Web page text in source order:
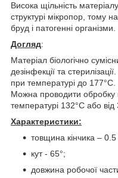
Висока щільність
структурі мікропор, тому
бруд і патогенні організми.
Догляд:
Матеріал біологічно
дезінфекції та
при температурі до 177°C.
Можна проводити обробку
температурі 132°C або
Характеристики:
товщина кінчика –
кут - 65°;
довжина робочої